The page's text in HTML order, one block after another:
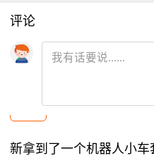
【教程】语音控制小车
评论